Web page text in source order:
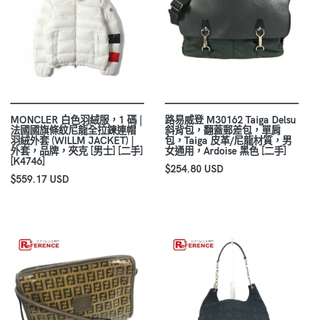
MONCLER 白色羽絨服，1 碼 |
法國國旗條紋尼龍全拉鍊連帽
羽絨外套 (WILLM JACKET) |
外套，品牌，夾克 [男士] [二手]
[K4746]
$559.17 USD
路易威登 M30162 Taiga Delsu
斜背包，翻蓋郵差包，單肩
包，Taiga 皮革/尼龍材質，男
女通用，Ardoise 黑色 [二手]
$254.80 USD